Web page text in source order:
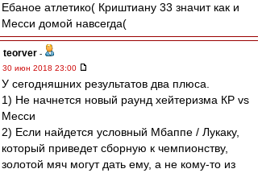
Ебаное атлетико( Криштиану 33 значит как и
Месси домой навсегда(
teorver -
30 июн 2018 23:00
У сегодняшних результатов два плюса.
1) Не начнется новый раунд хейтеризма КР vs
Месси
2) Если найдется условный Мбаппе / Лукаку,
который приведет сборную к чемпионству,
золотой мяч могут дать ему, а не кому-то из